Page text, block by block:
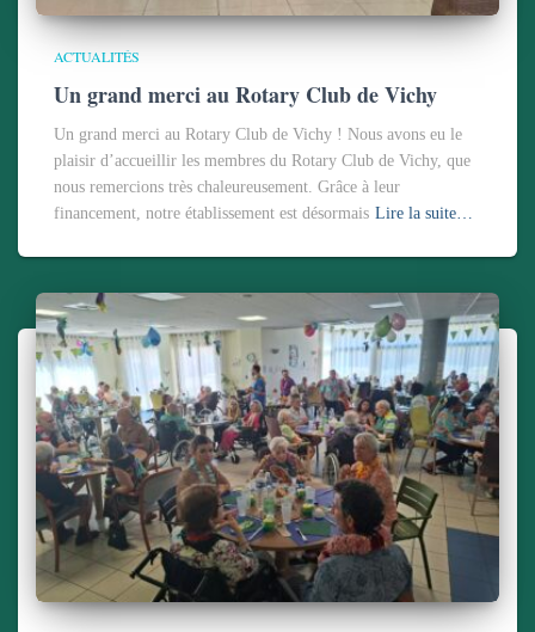
ACTUALITÉS
Un grand merci au Rotary Club de Vichy
Un grand merci au Rotary Club de Vichy ! Nous avons eu le
plaisir d’accueillir les membres du Rotary Club de Vichy, que
nous remercions très chaleureusement. Grâce à leur
financement, notre établissement est désormais Lire la suite…